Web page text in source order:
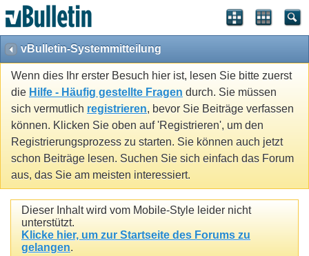
vBulletin-Systemmitteilung
Wenn dies Ihr erster Besuch hier ist, lesen Sie bitte zuerst
die Hilfe - Häufig gestellte Fragen durch. Sie müssen
sich vermutlich registrieren, bevor Sie Beiträge verfassen
können. Klicken Sie oben auf 'Registrieren', um den
Registrierungsprozess zu starten. Sie können auch jetzt
schon Beiträge lesen. Suchen Sie sich einfach das Forum
aus, das Sie am meisten interessiert.
Dieser Inhalt wird vom Mobile-Style leider nicht
unterstützt.
Klicke hier, um zur Startseite des Forums zu
gelangen.